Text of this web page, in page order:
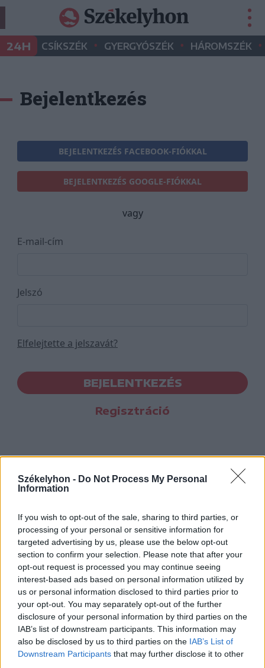
Székelyhon - Do Not Process My Personal
Information
If you wish to opt-out of the sale, sharing to third parties, or
processing of your personal or sensitive information for
targeted advertising by us, please use the below opt-out
section to confirm your selection. Please note that after your
opt-out request is processed you may continue seeing
interest-based ads based on personal information utilized by
us or personal information disclosed to third parties prior to
your opt-out. You may separately opt-out of the further
disclosure of your personal information by third parties on the
IAB’s list of downstream participants. This information may
also be disclosed by us to third parties on the IAB’s List of
Downstream Participants that may further disclose it to other
24H CSÍKSZÉK • GYERGYÓSZÉK • HÁROMSZÉK •
Bejelentkezés
BEJELENTKEZÉS FACEBOOK-FIÓKKAL
BEJELENTKEZÉS GOOGLE-FIÓKKAL
vagy
E-mail-cím
Jelszó
Elfelejtette a jelszavát?
BEJELENTKEZÉS
Regisztráció
Hasznos
Impresszum
Szerzői jogok
Adatvédelmi tájékoztató
Cookie-kezelési tájékoztató
Hozzászólási szabályzat